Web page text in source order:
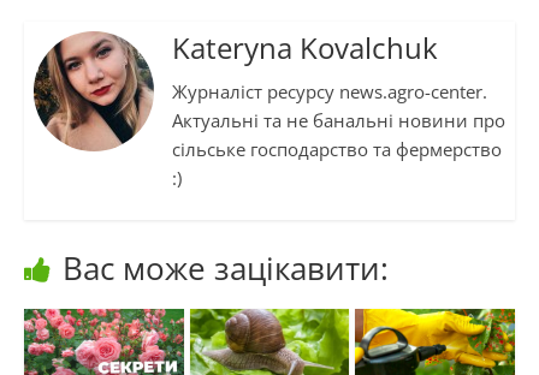
Kateryna Kovalchuk
Журналіст ресурсу news.agro-center.
Актуальні та не банальні новини про
сільське господарство та фермерство
:)
Вас може зацікавити: